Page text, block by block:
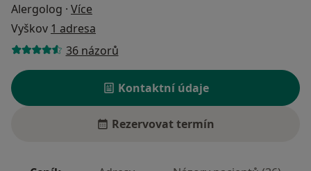
Alergolog · Více
Vyškov 1 adresa
36 názorů
Kontaktní údaje
Rezervovat termín